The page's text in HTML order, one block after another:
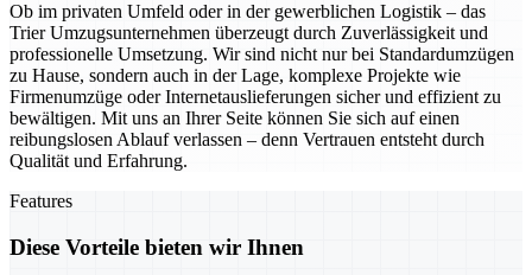
Ob im privaten Umfeld oder in der gewerblichen Logistik – das
Trier Umzugsunternehmen überzeugt durch Zuverlässigkeit und
professionelle Umsetzung. Wir sind nicht nur bei Standardumzügen
zu Hause, sondern auch in der Lage, komplexe Projekte wie
Firmenumzüge oder Internetauslieferungen sicher und effizient zu
bewältigen. Mit uns an Ihrer Seite können Sie sich auf einen
reibungslosen Ablauf verlassen – denn Vertrauen entsteht durch
Qualität und Erfahrung.
Features
Diese Vorteile bieten wir Ihnen